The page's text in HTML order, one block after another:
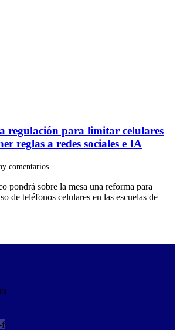
regulación para limitar celulares
reglas a redes sociales e IA
comentarios
pondrá sobre la mesa una reforma para
de teléfonos celulares en las escuelas de
f